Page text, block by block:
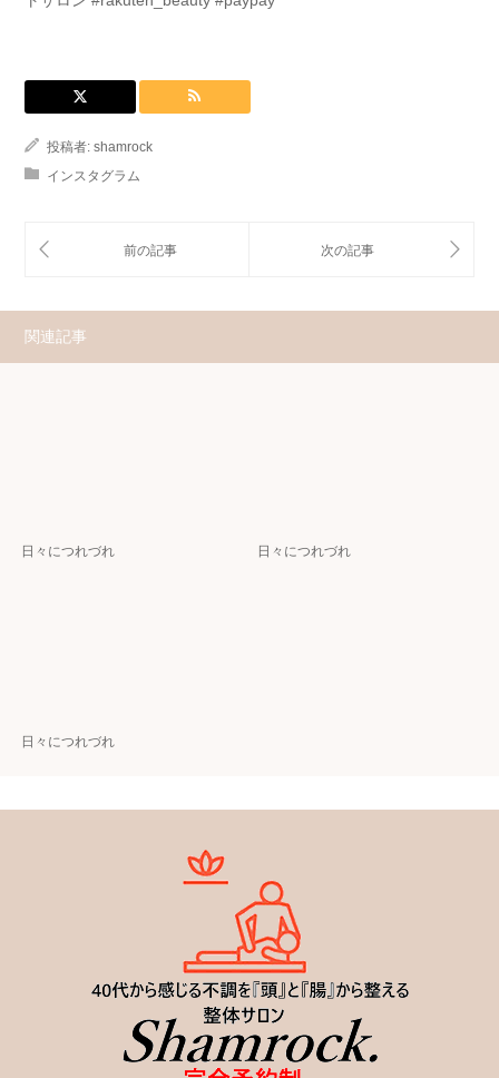
投稿者: shamrock
インスタグラム
関連記事
日々につれづれ 日々につれづれ
日々につれづれ